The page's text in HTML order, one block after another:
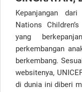
Kepanjangan
Nations
yang
perkembangan
berkembang.
websitenya,
di dunia ini diberi